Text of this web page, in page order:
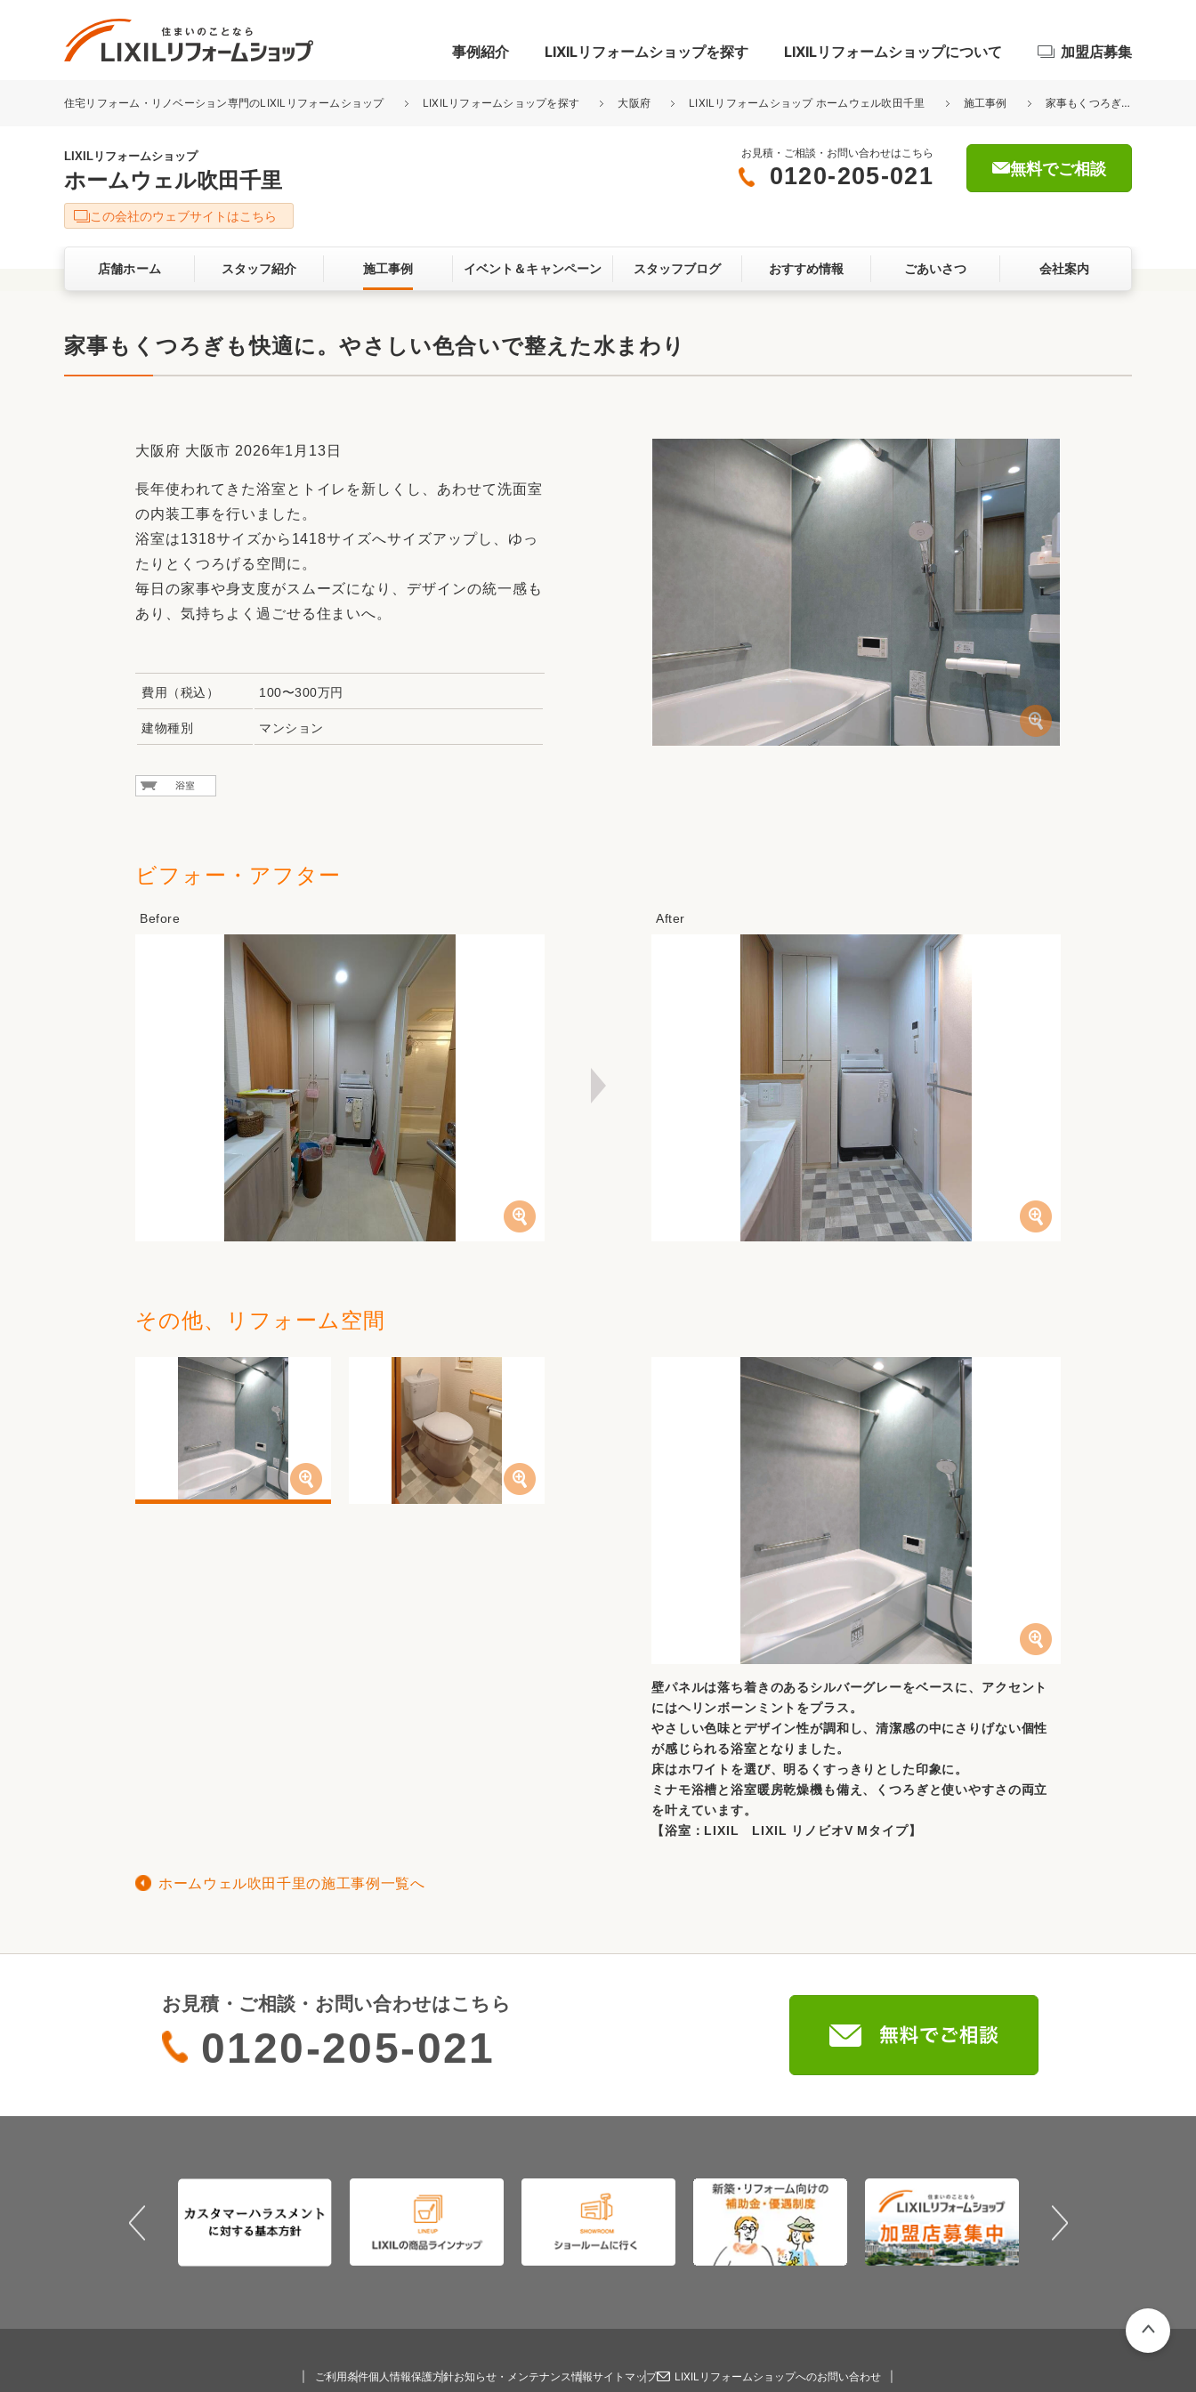
事例紹介
リフォーム事例を探す
キッチン
洗面化粧室 トイレ 玄関まわり 門まわり 屋根・外壁
ベランダ・バルコニー ガーデンスペース カースペース
お客さまの声 3Dシミュレーション
LIXILリフォームショップを探す LIXILリフォームショップについて
LIXILリフォームショップについて
サービス向上・品質改善の取り組み お客さま満足度アンケート
ここちいい暮らしをつくる、価値・性能向上
リフォームアクセル
中古物件探しから性能向上リフォームをワン
リフォームお役立ち情報
加盟店募集
住宅リフォーム・リノベーション専門のLIXILリフォームショップ LIXILリフォームショップを探す 大阪府 LIXILリフォームショップ ホームウェル吹田千里 施工事例 家事もくつろぎも快適に。やさしい色合いで整えた水まわり
LIXILリフォームショップ
ホームウェル吹田千里
お見積・ご相談・お問い合わせはこちら
0120-205-021 無料でご相談
この会社のウェブサイトはこちら
店舗ホーム スタッフ紹介 施工事例 イベント＆キャンペーン スタッフブログ おすすめ情報 ごあいさつ 会社案内
家事もくつろぎも快適に。やさしい色合いで整えた水まわり
大阪府 大阪市 2026年1月13日
長年使われてきた浴室とトイレを新しくし、あわせて洗面室
の内装工事を行いました。
浴室は1318サイズから1418サイズへサイズアップし、ゆっ
たりとくつろげる空間に。
毎日の家事や身支度がスムーズになり、デザインの統一感も
あり、気持ちよく過ごせる住まいへ。
費用（税込） 100〜300万円
建物種別 マンション
ビフォー・アフター
その他、リフォーム空間
壁パネルは落ち着きのあるシルバーグレーをベースに、アクセント
にはヘリンボーンミントをプラス。
やさしい色味とデザイン性が調和し、清潔感の中にさりげない個性
が感じられる浴室となりました。
床はホワイトを選び、明るくすっきりとした印象に。
ミナモ浴槽と浴室暖房乾燥機も備え、くつろぎと使いやすさの両立
を叶えています。
【浴室：LIXIL LIXIL リノビオV Mタイプ】
ホームウェル吹田千里の施工事例一覧へ
お見積・ご相談・お問い合わせはこちら
0120-205-021
ご利用条件個人情報保護方針お知らせ・メンテナンス情報サイトマップ LIXILリフォームショップへのお問い合わせ